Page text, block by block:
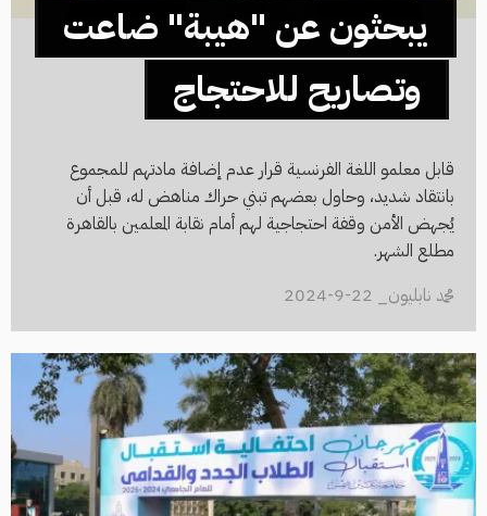
يبحثون عن "هيبة" ضاعت
وتصاريح للاحتجاج
قابل معلمو اللغة الفرنسية قرار عدم إضافة مادتهم للمجموع
بانتقاد شديد، وحاول بعضهم تبني حراك مناهض له، قبل أن
يُجهض الأمن وقفة احتجاجية لهم أمام نقابة المعلمين بالقاهرة
مطلع الشهر.
محمد نابليون_ 22-9-2024